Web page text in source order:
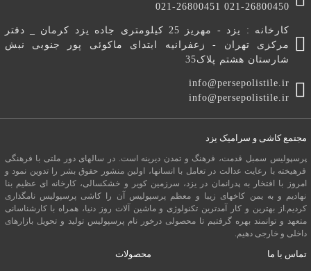
021-26800451 021-26800450
کارخانه : یزد - مهریز 25 کیلومتری جاده یزد کرمان _ دفتر
مرکزی تهران - زعفرانیه ابتدای ماکوئی پور جنوبی نبش
شارستان هشتم پلاک35
info@persepolistile.ir
info@persepolistile.ir
مجتمع کاشی و سرامیک یزد
پرسپولیس سمبل قدمت، فرهنگ و تمدن دیرینه است. در سالهای دور ملتی با فرهنگی
فرهیخته با رعایت عدالت در تعامل با انسانها، اولین منشور حقوق بشر را تدوین نمود و
امروز با افتخار به پدرانمان در یزد، سرزمین کویر و خشکسالی، کارخانه ای عظیم بنا
نهادیم و به یمن کاخهای زیبا و معظم پرسپولیس آن را کاشی پرسپولیس نامگذاری
کردیم.از بهترین و کار آمدترین تکنولوژی و ماشین آلات روز دنیا، همراه با کارشناسانی
متعهد و توانمند بهره گرفتیم تا محصولی درخور نام پرسپولیس تولید و تحویل بازارهای
داخلی و خارجی دهیم.
تماس با ما محصولات